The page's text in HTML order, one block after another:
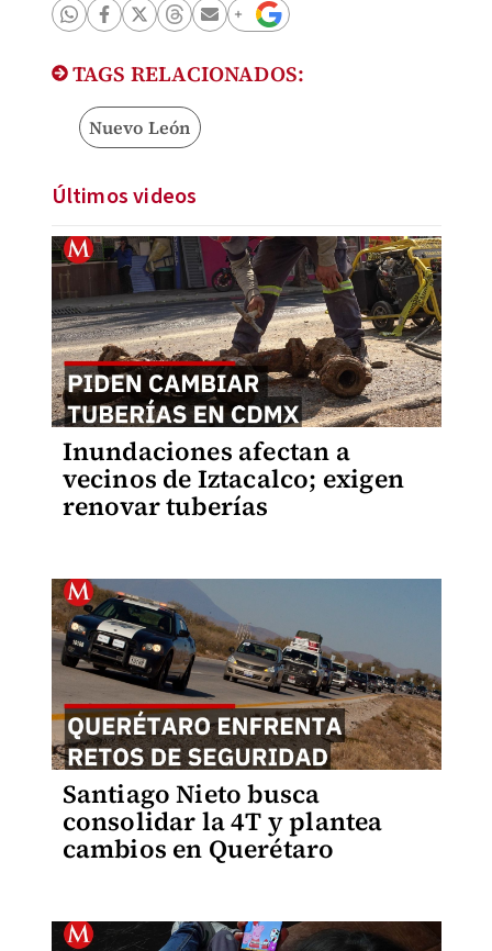
TAGS RELACIONADOS:
Nuevo León
Últimos videos
Inundaciones afectan a
vecinos de Iztacalco; exigen
renovar tuberías
Santiago Nieto busca
consolidar la 4T y plantea
cambios en Querétaro